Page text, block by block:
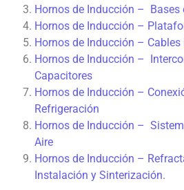
Hornos de Inducción – Bases
Hornos de Inducción –
Hornos de Inducción – Cables
Hornos de Inducción –
Capacitores
Hornos de Inducción –
Refrigeración
Hornos de Inducción –
Aire
Hornos de Inducción –
Instalación y Sinterización.